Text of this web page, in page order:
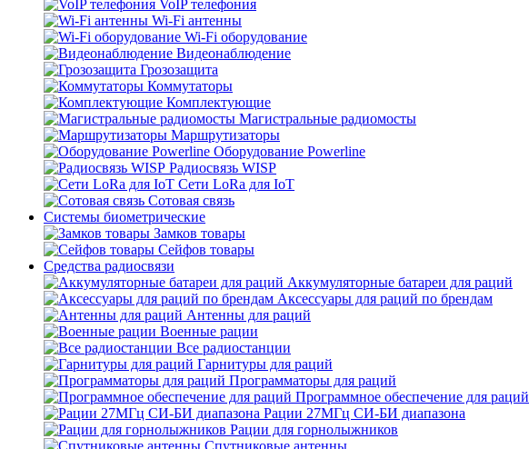
VoIP телефония
Wi-Fi антенны
Wi-Fi оборудование
Видеонаблюдение
Грозозащита
Коммутаторы
Комплектующие
Магистральные радиомосты
Маршрутизаторы
Оборудование Powerline
Радиосвязь WISP
Сети LoRa для IoT
Сотовая связь
Системы биометрические
Замков товары
Сейфов товары
Средства радиосвязи
Аккумуляторные батареи для раций
Аксессуары для раций по брендам
Антенны для раций
Военные рации
Все радиостанции
Гарнитуры для раций
Программаторы для раций
Программное обеспечение для раций
Рации 27МГц СИ-БИ диапазона
Рации для горнолыжников
Спутниковые антенны